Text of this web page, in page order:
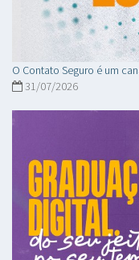
O Contato Seguro é um
31/07/2026